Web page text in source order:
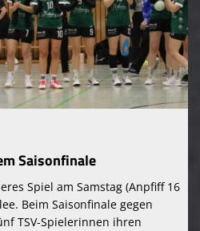
Saisonfinale
Spiel am Samstag (Anpfiff 16
Beim Saisonfinale gegen
TSV-Spielerinnen ihren